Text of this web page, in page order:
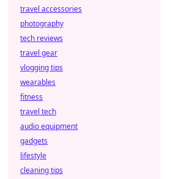
travel accessories
photography
tech reviews
travel gear
vlogging tips
wearables
fitness
travel tech
audio equipment
gadgets
lifestyle
cleaning tips